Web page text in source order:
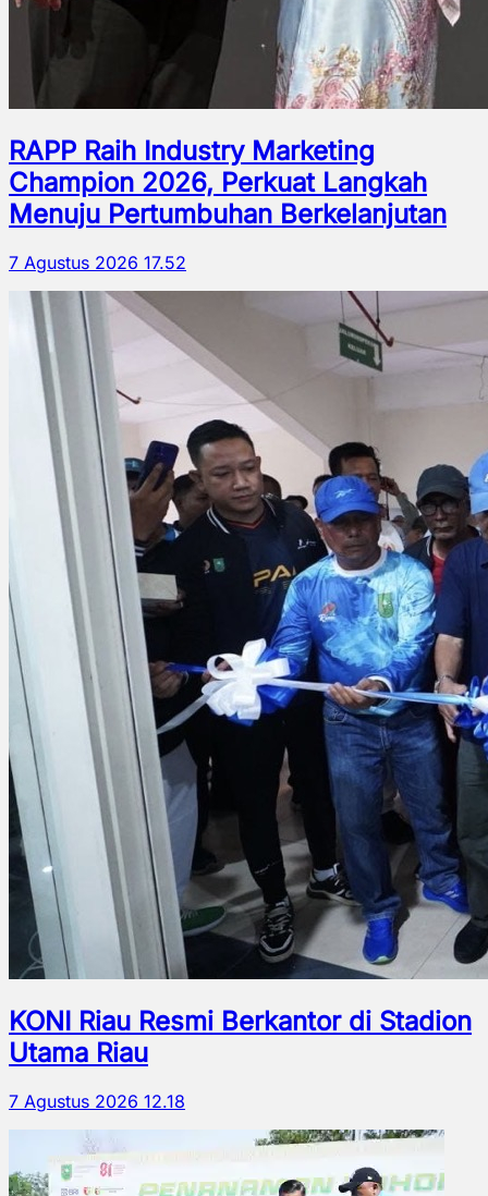
RAPP Raih Industry Marketing
Champion 2026, Perkuat Langkah
Menuju Pertumbuhan Berkelanjutan
7 Agustus 2026 17.52
KONI Riau Resmi Berkantor di Stadion
Utama Riau
7 Agustus 2026 12.18